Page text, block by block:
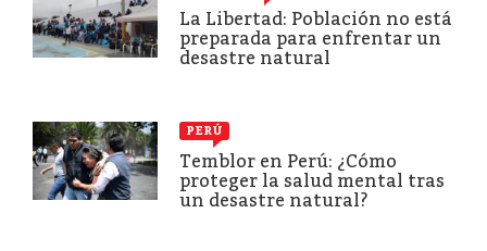
La Libertad: Población no está
preparada para enfrentar un
desastre natural
PERÚ
Temblor en Perú: ¿Cómo
proteger la salud mental tras
un desastre natural?